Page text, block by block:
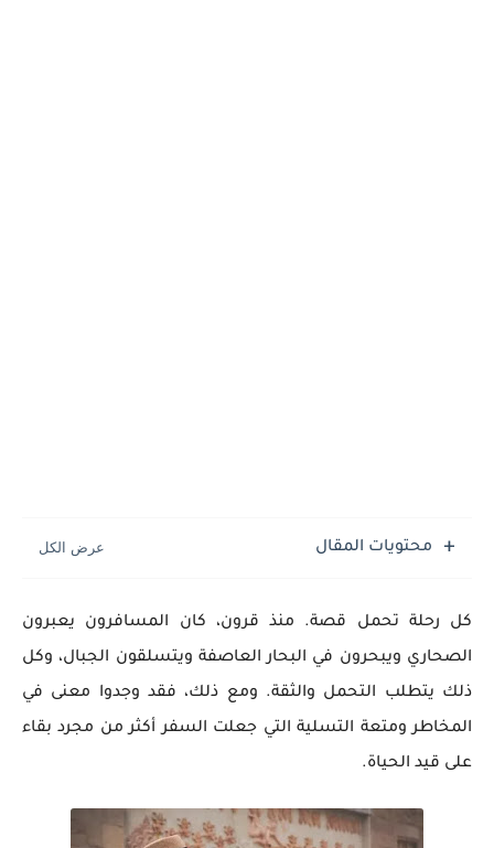
محتويات المقال
كل رحلة تحمل قصة. منذ قرون، كان المسافرون يعبرون
الصحاري ويبحرون في البحار العاصفة ويتسلقون الجبال، وكل
ذلك يتطلب التحمل والثقة. ومع ذلك، فقد وجدوا معنى في
المخاطر ومتعة التسلية التي جعلت السفر أكثر من مجرد بقاء
على قيد الحياة.